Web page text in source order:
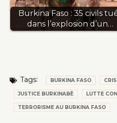
Burkina Faso : 35 civils
dans l’explosion d’un…
Tags: BURKINA FASO
JUSTICE BURKINABÈ LUTTE
TERRORISME AU BURKINA FASO